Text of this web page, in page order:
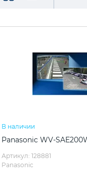
В наличии
Panasonic WV-
Артикул: 128881
Panasonic